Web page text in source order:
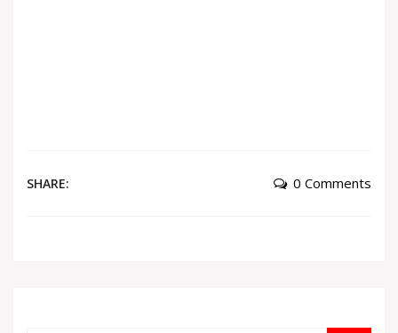
SHARE: 0 Comments